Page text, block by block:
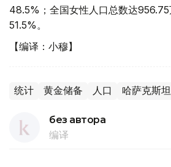
48.5%；全国女性人口总数达
51.5%。
【编译：小穆】
统计 黄金储备 人口 哈萨克斯坦
без автора
编译